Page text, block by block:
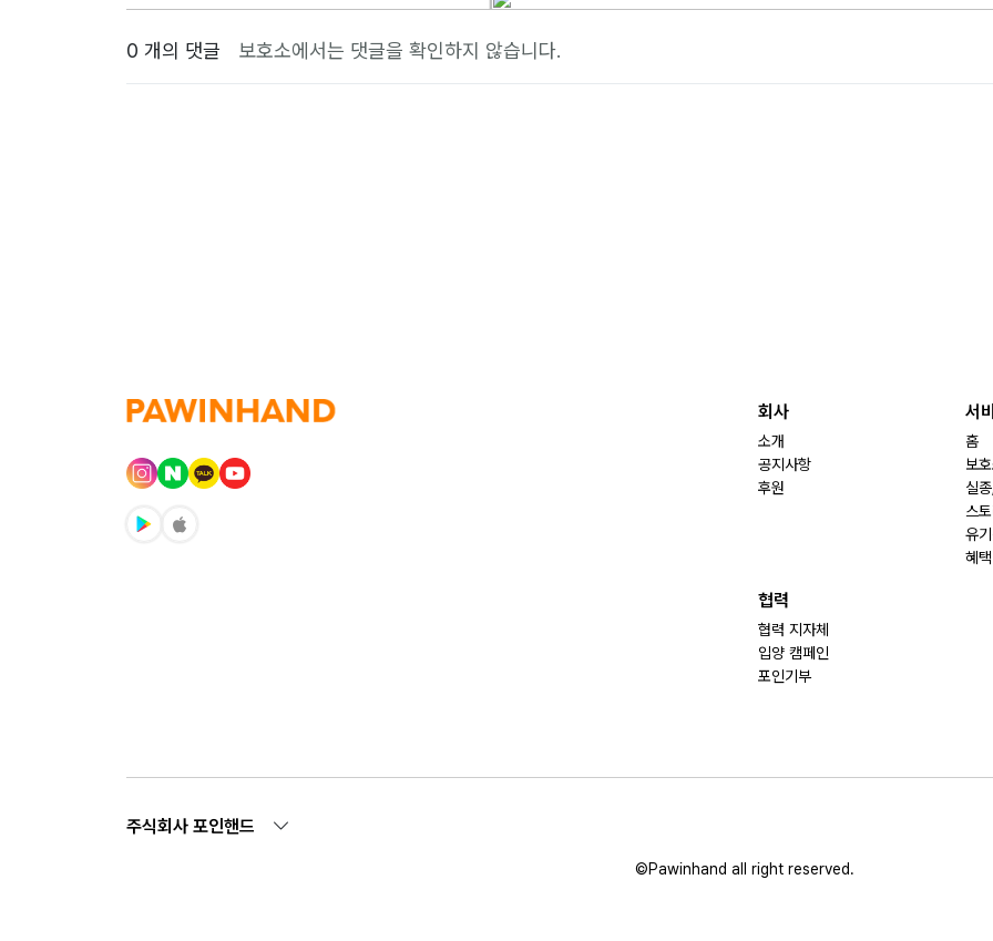
0 개의 댓글 보호소에서는 댓글을 확인하지 않습니다.
회사
소개
공지사항
후원
서
홈
보
실
스토
유
혜택
협력
협력 지자체
입양 캠페인
포인기부
주식회사 포인핸드
©Pawinhand all right reserved.